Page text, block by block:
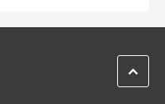
ZPĚT